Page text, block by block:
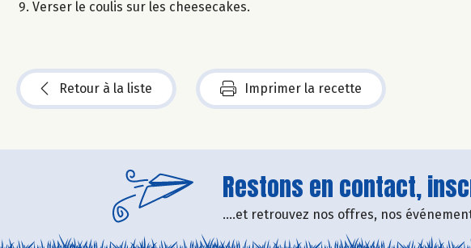
Verser le coulis sur les cheesecakes.
Retour à la liste Imprimer la recette
Restons en contact,
....et retrouvez nos offres, nos